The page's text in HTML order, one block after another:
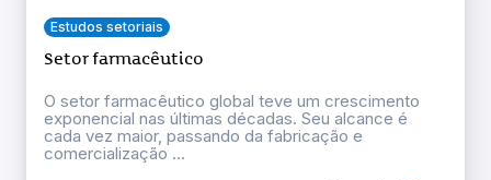
Estudos setoriais
Setor farmacêutico
O setor farmacêutico global teve um crescimento
exponencial nas últimas décadas. Seu alcance é
cada vez maior, passando da fabricação e
comercialização ...